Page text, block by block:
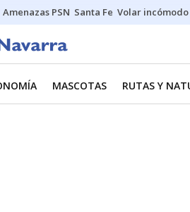
Amenazas PSN Santa Fe Volar incómodo
MASCOTAS RUTAS Y